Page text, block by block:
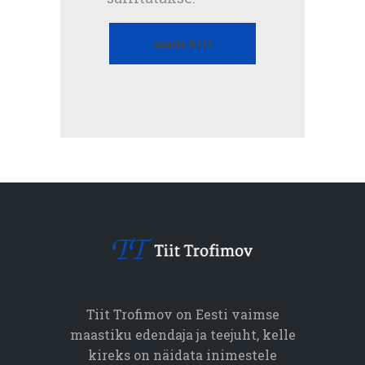
Tiit Trofimov on Eesti vaimse
maastiku edendaja ja teejuht, kelle
kireks on näidata inimestele